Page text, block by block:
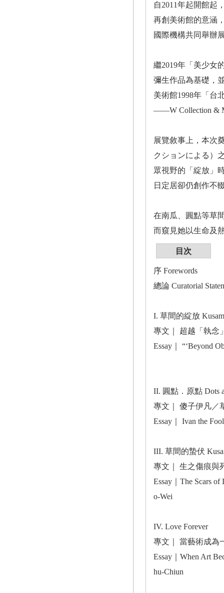
自2011年起開館起
再創美術館的意涵
國際機構共同舉辦
繼2019年「美少女
彌生作品為基礎，
美術館1998年「台
——W Collection &
展覽敘事上，本次
クションによる）
眾視野的「綻放」
日定居卻仍創作不
在南瓜、圓點等草
而窺見她以生命及
目次
序 Forewords
總論 Curatorial
I. 草間的綻放
專文｜ 超越「執念
Essay｜ “‘Beyond
II. 圓點．原點 Dots
專文｜ 傻子伊凡／
Essay｜ Ivan the
III. 草間的蟄伏
專文｜ 生之傷痕
Essay｜The Scars
o-Wei
IV. Love Forever
專文｜ 當藝術成為
Essay｜When Art
hu-Chiun